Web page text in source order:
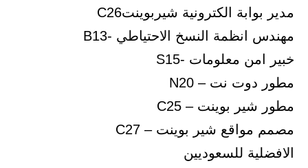
مدير بوابة الكترونية شيربوينتC26
مهندس انظمة النسخ الاحتياطي -B13
خبير امن معلومات -S15
مطور دوت نت – N20
مطور شير بوينت – C25
مصمم مواقع شير بوينت – C27
الافضلية للسعوديين